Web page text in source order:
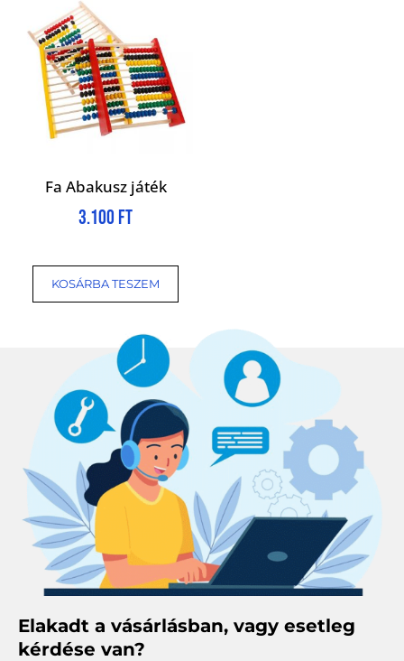
Fa Abakusz játék
3.100 Ft
KOSÁRBA TESZEM
Elakadt a vásárlásban, vagy esetleg
kérdése van?